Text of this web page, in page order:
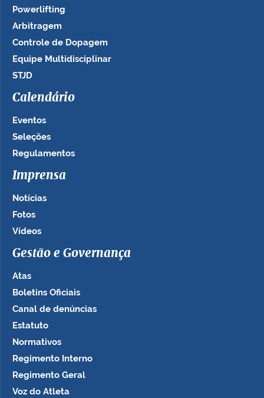
Powerlifting
Arbitragem
Controle de Dopagem
Equipe Multidisciplinar
STJD
Calendário
Eventos
Seleções
Regulamentos
Imprensa
Notícias
Fotos
Vídeos
Gestão e Governança
Atas
Boletins Oficiais
Canal de denúncias
Estatuto
Normativos
Regimento Interno
Regimento Geral
Voz do Atleta